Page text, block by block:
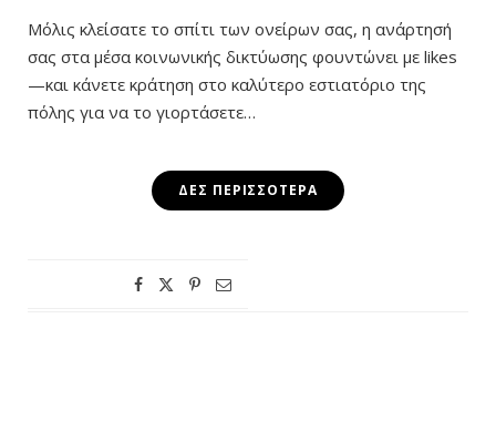
Μόλις κλείσατε το σπίτι των ονείρων σας, η ανάρτησή
σας στα μέσα κοινωνικής δικτύωσης φουντώνει με likes
—και κάνετε κράτηση στο καλύτερο εστιατόριο της
πόλης για να το γιορτάσετε…
ΔΕΣ ΠΕΡΙΣΣΌΤΕΡΑ